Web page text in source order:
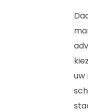
uw